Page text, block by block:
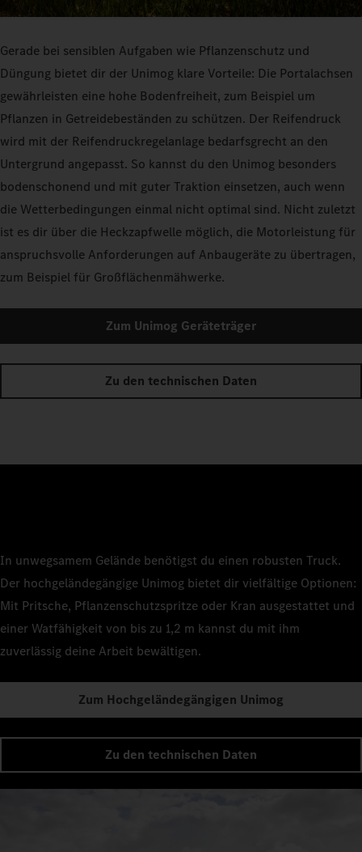
Gerade bei sensiblen Aufgaben wie Pflanzenschutz und
Düngung bietet dir der Unimog klare Vorteile: Die Portalachsen
gewährleisten eine hohe Bodenfreiheit, zum Beispiel um
Pflanzen in Getreidebeständen zu schützen. Der Reifendruck
wird mit der Reifendruckregelanlage bedarfsgrecht an den
Untergrund angepasst. So kannst du den Unimog besonders
bodenschonend und mit guter Traktion einsetzen, auch wenn
die Wetterbedingungen einmal nicht optimal sind. Nicht zuletzt
ist es dir über die Heckzapfwelle möglich, die Motorleistung für
anspruchsvolle Anforderungen auf Anbaugeräte zu übertragen,
zum Beispiel für Großflächenmähwerke.
Zum Unimog Geräteträger
Zu den technischen Daten
In unwegsamem Gelände benötigst du einen robusten Truck.
Der hochgeländegängige Unimog bietet dir vielfältige Optionen:
Mit Pritsche, Pflanzenschutzspritze oder Kran ausgestattet und
einer Watfähigkeit von bis zu 1,2 m kannst du mit ihm
zuverlässig deine Arbeit bewältigen.
Zum Hochgeländegängigen Unimog
Zu den technischen Daten